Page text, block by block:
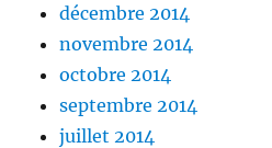
décembre 2014
novembre 2014
octobre 2014
septembre 2014
juillet 2014